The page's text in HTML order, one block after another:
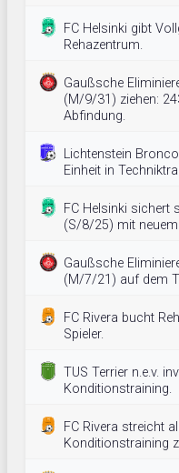
FC Helsinki gibt
Rehazentrum.
Gaußsche
(M/9/31) ziehen:
Abfindung.
Lichtenstein
Einheit in
FC Helsinki sichert
(S/8/25) mit
Gaußsche
(M/7/21) auf dem
FC Rivera bucht
Spieler.
TUS Terrier n.e.v.
Konditionstraining.
FC Rivera streicht
Konditionstraining